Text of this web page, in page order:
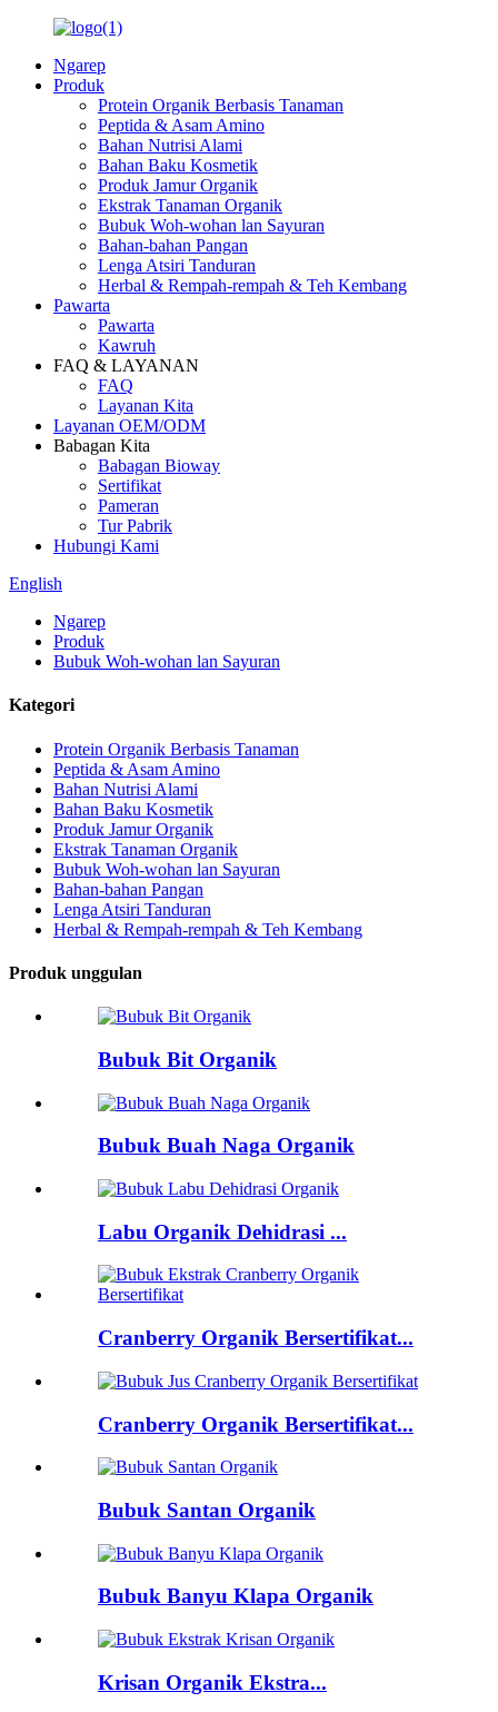
Ngarep
Produk
Protein Organik Berbasis Tanaman
Peptida & Asam Amino
Bahan Nutrisi Alami
Bahan Baku Kosmetik
Produk Jamur Organik
Ekstrak Tanaman Organik
Bubuk Woh-wohan lan Sayuran
Bahan-bahan Pangan
Lenga Atsiri Tanduran
Herbal & Rempah-rempah & Teh Kembang
Pawarta
Pawarta
Kawruh
FAQ & LAYANAN
FAQ
Layanan Kita
Layanan OEM/ODM
Babagan Kita
Babagan Bioway
Sertifikat
Pameran
Tur Pabrik
Hubungi Kami
English
Ngarep
Produk
Bubuk Woh-wohan lan Sayuran
Kategori
Protein Organik Berbasis Tanaman
Peptida & Asam Amino
Bahan Nutrisi Alami
Bahan Baku Kosmetik
Produk Jamur Organik
Ekstrak Tanaman Organik
Bubuk Woh-wohan lan Sayuran
Bahan-bahan Pangan
Lenga Atsiri Tanduran
Herbal & Rempah-rempah & Teh Kembang
Produk unggulan
Bubuk Bit Organik
Bubuk Buah Naga Organik
Labu Organik Dehidrasi ...
Cranberry Organik Bersertifikat...
Cranberry Organik Bersertifikat...
Bubuk Santan Organik
Bubuk Banyu Klapa Organik
Krisan Organik Ekstra...